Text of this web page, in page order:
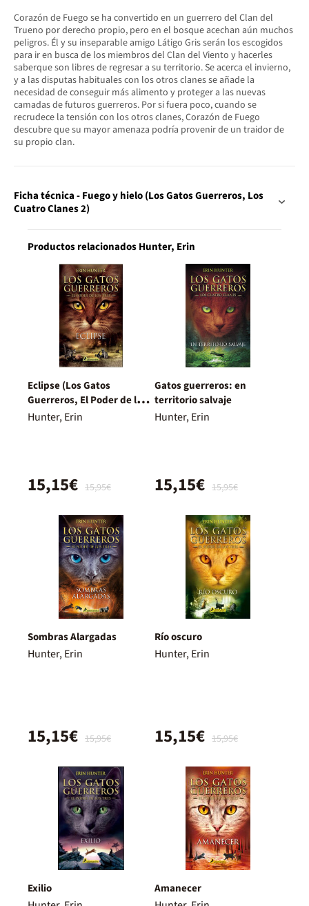
Corazón de Fuego se ha convertido en un guerrero del Clan del
Trueno por derecho propio, pero en el bosque acechan aún muchos
peligros. Él y su inseparable amigo Látigo Gris serán los escogidos
para ir en busca de los miembros del Clan del Viento y hacerles
saberque son libres de regresar a su territorio. Se acerca el invierno,
y a las disputas habituales con los otros clanes se añade la
necesidad de conseguir más alimento y proteger a las nuevas
camadas de futuros guerreros. Por si fuera poco, cuando se
recrudece la tensión con los otros clanes, Corazón de Fuego
descubre que su mayor amenaza podría provenir de un traidor de
su propio clan.
Ficha técnica - Fuego y hielo (Los Gatos Guerreros, Los
Cuatro Clanes 2)
Productos relacionados Hunter, Erin
Eclipse (Los Gatos
Guerreros, El Poder de los
Tres 4)
Hunter, Erin
15,95€
15,15€
Gatos guerreros: en
territorio salvaje
Hunter, Erin
15,95€
15,15€
Sombras Alargadas
Hunter, Erin
15,95€
15,15€
Río oscuro
Hunter, Erin
15,95€
15,15€
Exilio Amanecer